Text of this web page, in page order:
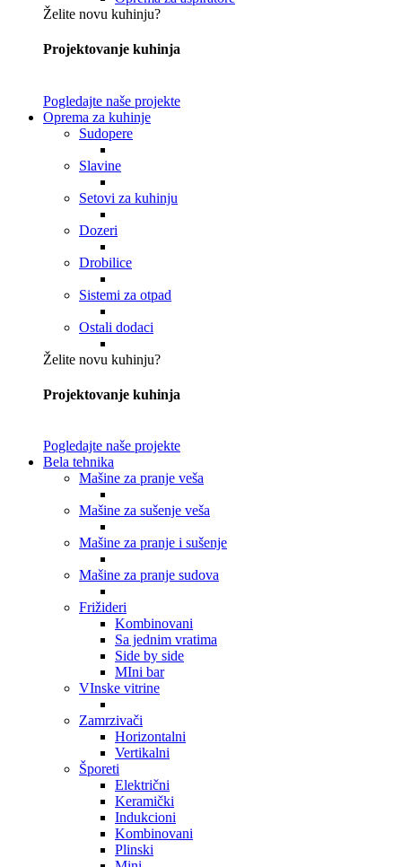
Želite novu kuhinju?
Projektovanje kuhinja
Pogledajte naše projekte
Oprema za kuhinje
Sudopere
Slavine
Setovi za kuhinju
Dozeri
Drobilice
Sistemi za otpad
Ostali dodaci
Želite novu kuhinju?
Projektovanje kuhinja
Pogledajte naše projekte
Bela tehnika
Mašine za pranje veša
Mašine za sušenje veša
Mašine za pranje i sušenje
Mašine za pranje sudova
Frižideri
Kombinovani
Sa jednim vratima
Side by side
MIni bar
VInske vitrine
Zamrzivači
Horizontalni
Vertikalni
Šporeti
Električni
Keramički
Indukcioni
Kombinovani
Plinski